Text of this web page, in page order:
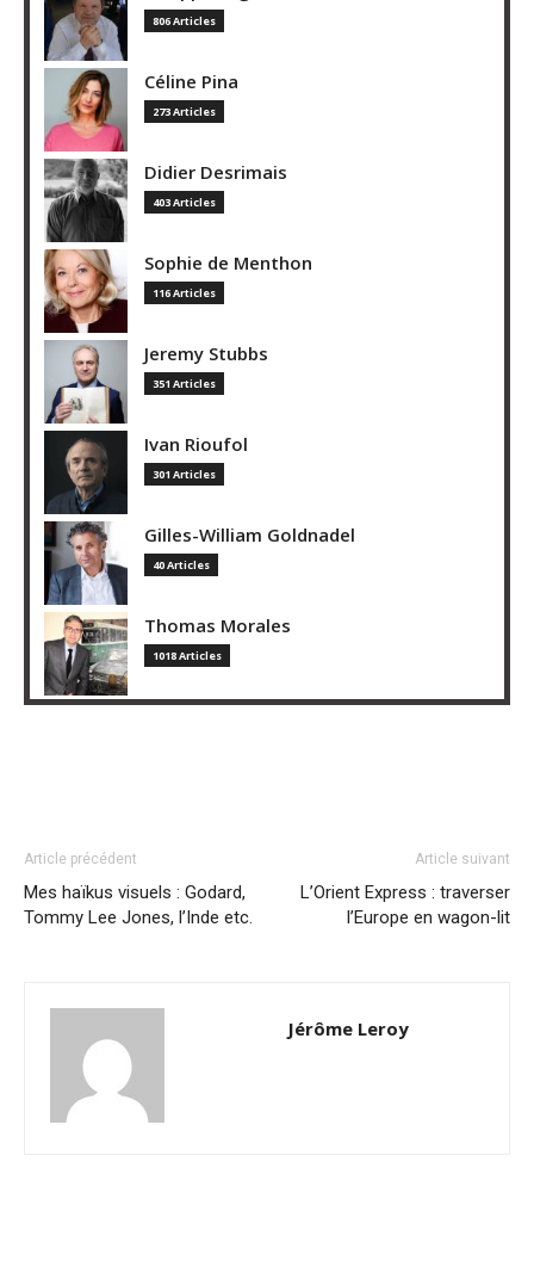
806 Articles
Céline Pina
273 Articles
Didier Desrimais
403 Articles
Sophie de Menthon
116 Articles
Jeremy Stubbs
351 Articles
Ivan Rioufol
301 Articles
Gilles-William Goldnadel
40 Articles
Thomas Morales
1018 Articles
Article précédent
Mes haïkus visuels : Godard,
Tommy Lee Jones, l’Inde etc.
Article suivant
L’Orient Express : traverser
l’Europe en wagon-lit
Jérôme Leroy